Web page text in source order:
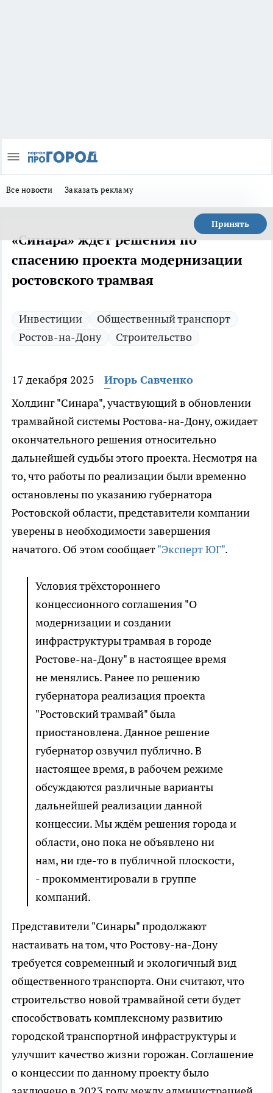
Все новости Заказать рекламу
Принять
«Синара» ждет решения по
спасению проекта модернизации
ростовского трамвая
Инвестиции
Общественный транспорт
Ростов-на-Дону
Строительство
17 декабря 2025
Игорь Савченко
Холдинг "Синара", участвующий в обновлении
трамвайной системы Ростова-на-Дону, ожидает
окончательного решения относительно
дальнейшей судьбы этого проекта. Несмотря на
то, что работы по реализации были временно
остановлены по указанию губернатора
Ростовской области, представители компании
уверены в необходимости завершения
начатого. Об этом сообщает"Эксперт ЮГ".
Условия трёхстороннего
концессионного соглашения "О
модернизации и создании
инфраструктуры трамвая в городе
Ростове-на-Дону" в настоящее время
не менялись. Ранее по решению
губернатора реализация проекта
"Ростовский трамвай" была
приостановлена. Данное решение
губернатор озвучил публично. В
настоящее время, в рабочем режиме
обсуждаются различные варианты
дальнейшей реализации данной
концессии. Мы ждём решения города и
области, оно пока не объявлено ни
нам, ни где-то в публичной плоскости,
- прокомментировали в группе
компаний.
Представители "Синары" продолжают
настаивать на том, что Ростову-на-Дону
требуется современный и экологичный вид
общественного транспорта. Они считают, что
строительство новой трамвайной сети будет
способствовать комплексному развитию
городской транспортной инфраструктуры и
улучшит качество жизни горожан. Соглашение
о концессии по данному проекту было